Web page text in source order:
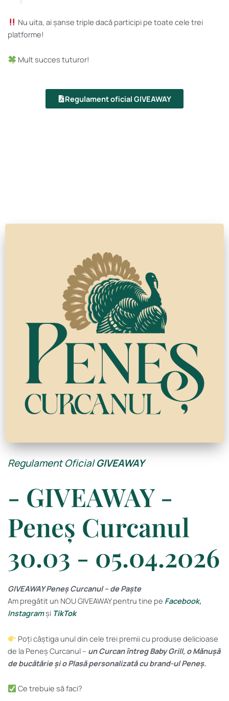
Nu uita, ai șanse triple dacă participi pe toate cele trei
platforme!
Mult succes tuturor!
Regulament oficial GIVEAWAY
Regulament OficialGIVEAWAY
- GIVEAWAY -
Peneș Curcanul
30.03 - 05.04.2026
GIVEAWAY Peneș Curcanul – de Paște
Am pregătit un NOU GIVEAWAY pentru tine pe Facebook,
Instagramși TikTok
Poți câștiga unul din cele trei premii cu produse delicioase
de la Peneș Curcanul – un Curcan întreg Baby Grill, o Mănușă
de bucătărie și o Plasă personalizată cu brand-ul Peneș.
Ce trebuie să faci?